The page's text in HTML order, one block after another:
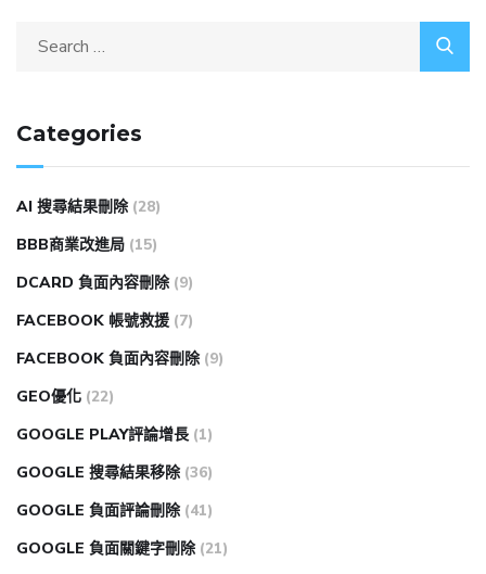
Categories
AI 搜尋結果刪除 (28)
BBB商業改進局 (15)
DCARD 負面內容刪除 (9)
FACEBOOK 帳號救援 (7)
FACEBOOK 負面內容刪除 (9)
GEO優化 (22)
GOOGLE PLAY評論增長 (1)
GOOGLE 搜尋結果移除 (36)
GOOGLE 負面評論刪除 (41)
GOOGLE 負面關鍵字刪除 (21)